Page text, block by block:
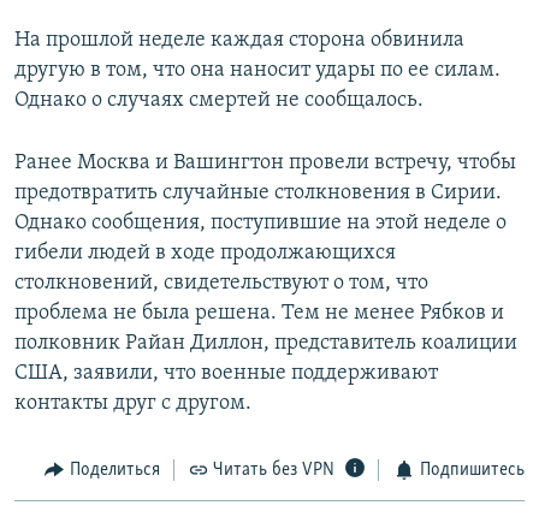
На прошлой неделе каждая сторона обвинила
другую в том, что она наносит удары по ее силам.
Однако о случаях смертей не сообщалось.
Ранее Москва и Вашингтон провели встречу, чтобы
предотвратить случайные столкновения в Сирии.
Однако сообщения, поступившие на этой неделе о
гибели людей в ходе продолжающихся
столкновений, свидетельствуют о том, что
проблема не была решена. Тем не менее Рябков и
полковник Райан Диллон, представитель коалиции
США, заявили, что военные поддерживают
контакты друг с другом.
Поделиться Читать без VPN Подпишитесь